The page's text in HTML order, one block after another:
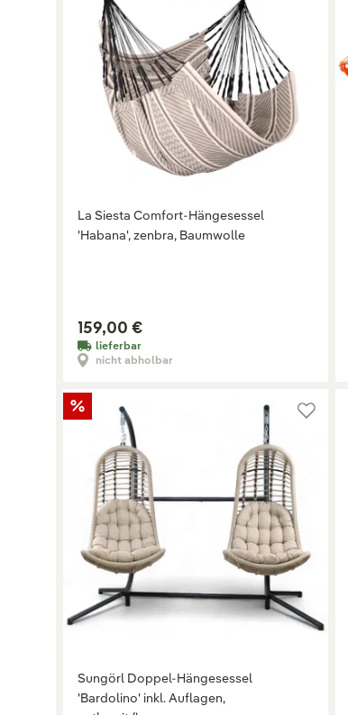
La Siesta Comfort-Hängesessel
'Habana', zenbra, Baumwolle
159,00 €
lieferbar
nicht abholbar
Sungörl Doppel-Hängesessel
'Bardolino' inkl. Auflagen,